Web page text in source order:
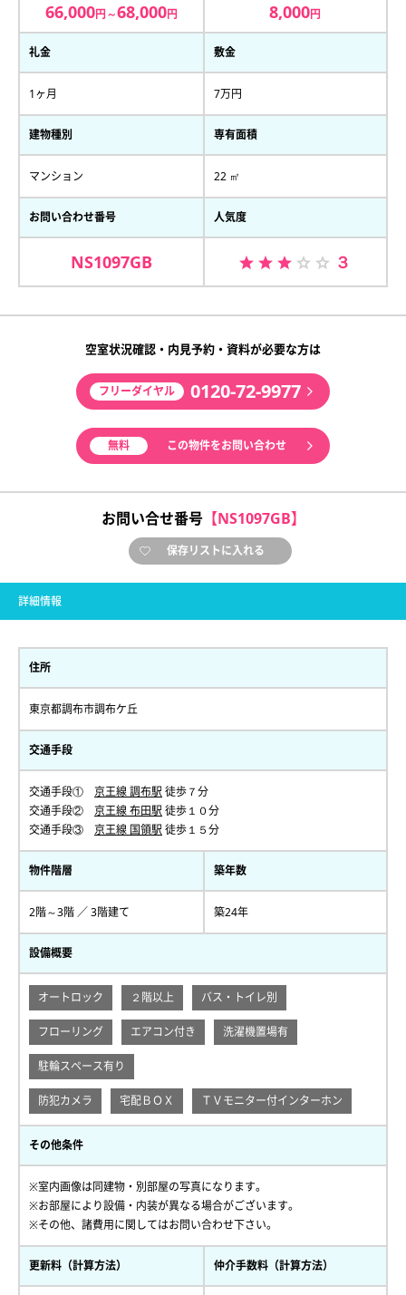
66,000円～68,000円 8,000円
礼金
1ヶ月
敷金
7万円
建物種別
マンション
専有面積
22 ㎡
お問い合わせ番号
NS1097GB
人気度
３
空室状況確認・内見予約・資料が必要な方は
フリーダイヤル 0120-72-9977
無料 この物件をお問い合わせ
お問い合せ番号【NS1097GB】
保存リストに入れる
詳細情報
住所
東京都調布市調布ケ丘
交通手段
交通手段① 京王線 調布駅 徒歩７分
交通手段② 京王線 布田駅 徒歩１０分
交通手段③ 京王線 国領駅 徒歩１５分
物件階層
2階～3階 ／ 3階建て
築年数
築24年
設備概要
オートロック ２階以上 バス・トイレ別
フローリング エアコン付き 洗濯機置場有
駐輪スペース有り
防犯カメラ 宅配ＢＯＸ ＴＶモニター付インターホン
その他条件
※室内画像は同建物・別部屋の写真になります。
※お部屋により設備・内装が異なる場合がございます。
※その他、諸費用に関してはお問い合わせ下さい。
更新料（計算方法） 仲介手数料（計算方法）